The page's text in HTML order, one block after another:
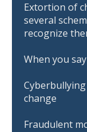
Extortion of
several
recognize
When you
change
Fraudulent